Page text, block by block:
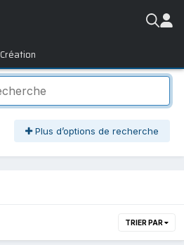
Création
Plus d’options de recherche
TRIER PAR